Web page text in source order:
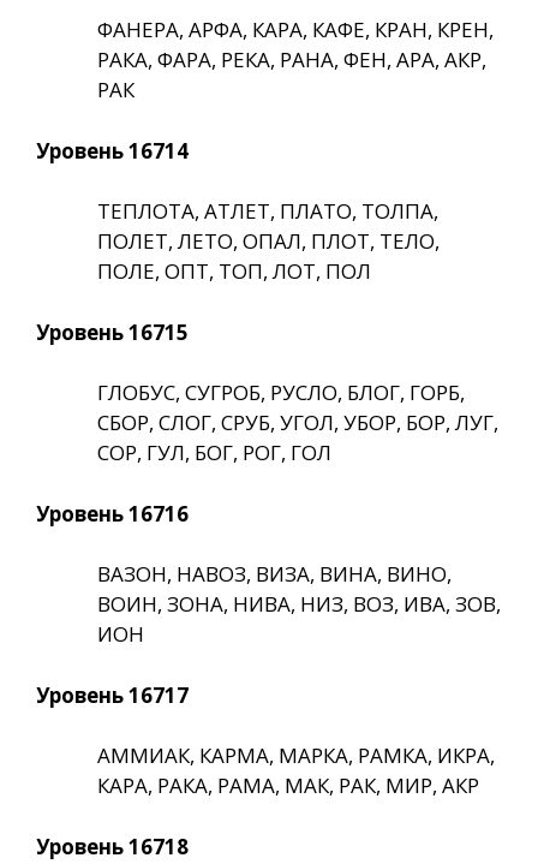
ФАНЕРА, АРФА, КАРА, КАФЕ, КРАН, КРЕН,
РАКА, ФАРА, РЕКА, РАНА, ФЕН, АРА, АКР,
РАК
Уровень 16714
ТЕПЛОТА, АТЛЕТ, ПЛАТО, ТОЛПА,
ПОЛЕТ, ЛЕТО, ОПАЛ, ПЛОТ, ТЕЛО,
ПОЛЕ, ОПТ, ТОП, ЛОТ, ПОЛ
Уровень 16715
ГЛОБУС, СУГРОБ, РУСЛО, БЛОГ, ГОРБ,
СБОР, СЛОГ, СРУБ, УГОЛ, УБОР, БОР, ЛУГ,
СОР, ГУЛ, БОГ, РОГ, ГОЛ
Уровень 16716
ВАЗОН, НАВОЗ, ВИЗА, ВИНА, ВИНО,
ВОИН, ЗОНА, НИВА, НИЗ, ВОЗ, ИВА, ЗОВ,
ИОН
Уровень 16717
АММИАК, КАРМА, МАРКА, РАМКА, ИКРА,
КАРА, РАКА, РАМА, МАК, РАК, МИР, АКР
Уровень 16718